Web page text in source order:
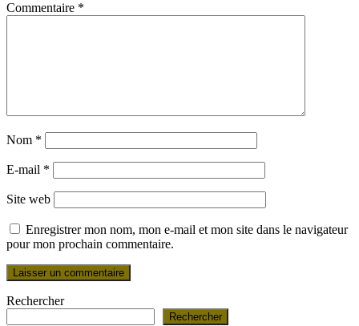
Commentaire *
Nom *
E-mail *
Site web
Enregistrer mon nom, mon e-mail et mon site dans le navigateur
pour mon prochain commentaire.
Rechercher
Rechercher